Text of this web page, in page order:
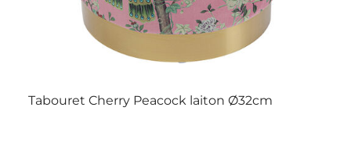
Tabouret Cherry Peacock laiton Ø32cm